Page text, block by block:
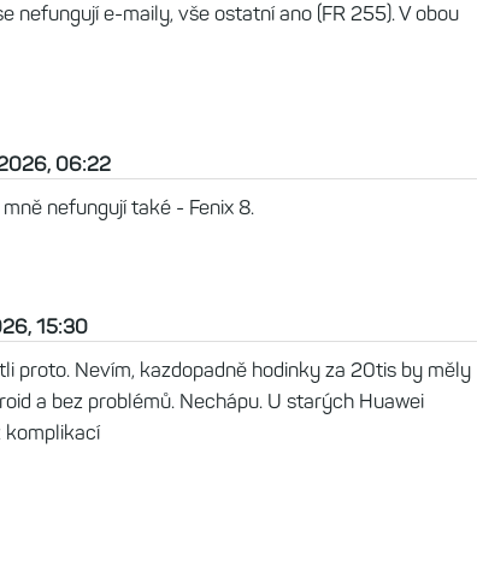
nefungují e-maily, vše ostatní ano (FR 255). V obou
06:22
nefungují také - Fenix 8.
15:30
proto. Nevím, kazdopadně hodinky za 20tis by měly
a bez problémů. Nechápu. U starých Huawei
komplikací